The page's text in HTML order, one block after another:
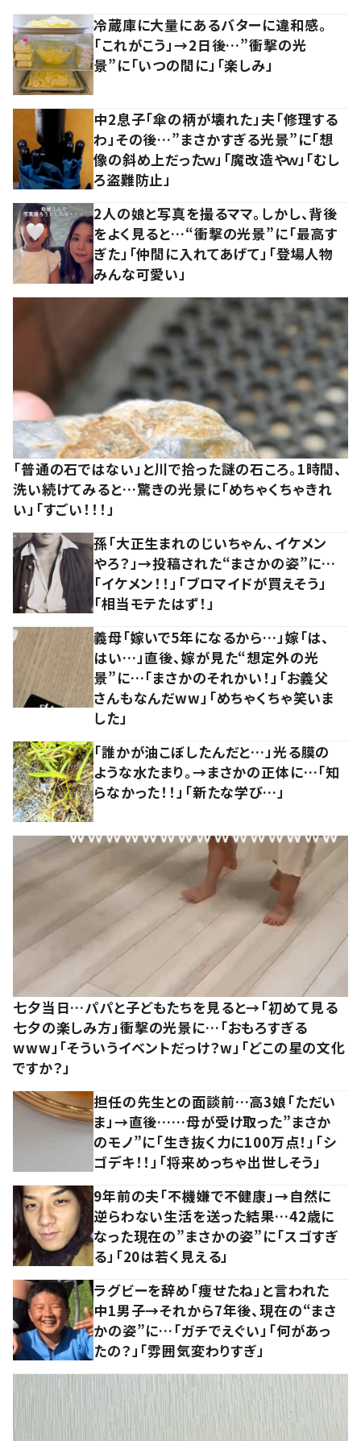
冷蔵庫に大量にあるバターに違和感。
「これがこう」→2日後…”衝撃の光
景”に「いつの間に」「楽しみ」
中2息子「傘の柄が壊れた」夫「修理する
わ」その後…”まさかすぎる光景”に「想
像の斜め上だったｗ」「魔改造やｗ」「むし
ろ盗難防止」
2人の娘と写真を撮るママ。しかし、背後
をよく見ると…“衝撃の光景”に「最高す
ぎた」「仲間に入れてあげて」「登場人物
みんな可愛い」
「普通の石ではない」と川で拾った謎の石ころ。1時間、
洗い続けてみると…驚きの光景に「めちゃくちゃきれ
い」「すごい！！！」
孫「大正生まれのじいちゃん、イケメン
やろ？」→投稿された“まさかの姿”に…
「イケメン！！」「ブロマイドが買えそう」
「相当モテたはず！」
義母「嫁いで5年になるから…」嫁「は、
はい…」直後、嫁が見た“想定外の光
景”に…「まさかのそれかい！」「お義父
さんもなんだww」「めちゃくちゃ笑いま
した」
「誰かが油こぼしたんだと…」光る膜の
ような水たまり。→まさかの正体に…「知
らなかった！！」「新たな学び…」
七夕当日…パパと子どもたちを見ると→「初めて見る
七夕の楽しみ方」衝撃の光景に…「おもろすぎる
www」「そういうイベントだっけ？w」「どこの星の文化
ですか？」
担任の先生との面談前…高3娘「ただい
ま」→直後……母が受け取った”まさか
のモノ”に「生き抜く力に100万点！」「シ
ゴデキ！！」「将来めっちゃ出世しそう」
9年前の夫「不機嫌で不健康」→自然に
逆らわない生活を送った結果…42歳に
なった現在の”まさかの姿”に「スゴすぎ
る」「20は若く見える」
ラグビーを辞め「痩せたね」と言われた
中1男子→それから7年後、現在の“まさ
かの姿”に…「ガチでえぐい」「何があっ
たの？」「雰囲気変わりすぎ」